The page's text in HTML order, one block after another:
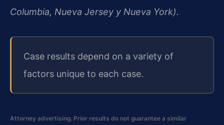
Columbia, Nueva Jersey y Nueva York).
Case results depend on a variety of
factors unique to each case.
Attorney advertising. Prior results do not guarantee a similar